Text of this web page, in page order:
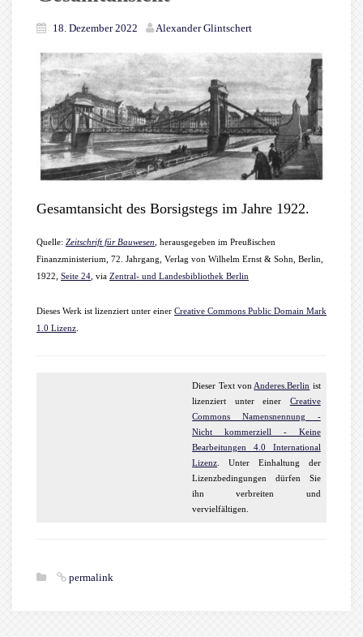
18. Dezember 2022 Alexander Glintschert
Gesamtansicht des Borsigstegs im Jahre 1922.
Quelle: Zeitschrift für Bauwesen , herausgegeben im Preußischen
Finanzministerium, 72. Jahrgang, Verlag von Wilhelm Ernst & Sohn, Berlin,
1922, Seite 24 , via Zentral- und Landesbibliothek Berlin
Dieses Werk ist lizenziert unter einer Creative Commons Public Domain Mark
1.0 Lizenz
Dieser Textvon Anderes.Berlin ist
lizenziert unter einer Creative
Commons Namensnennung -
Nicht kommerziell - Keine
Bearbeitungen 4.0 International
Lizenz . Unter Einhaltung der
Lizenzbedingungen dürfen Sie
ihn verbreiten und
vervielfältigen.
permalink